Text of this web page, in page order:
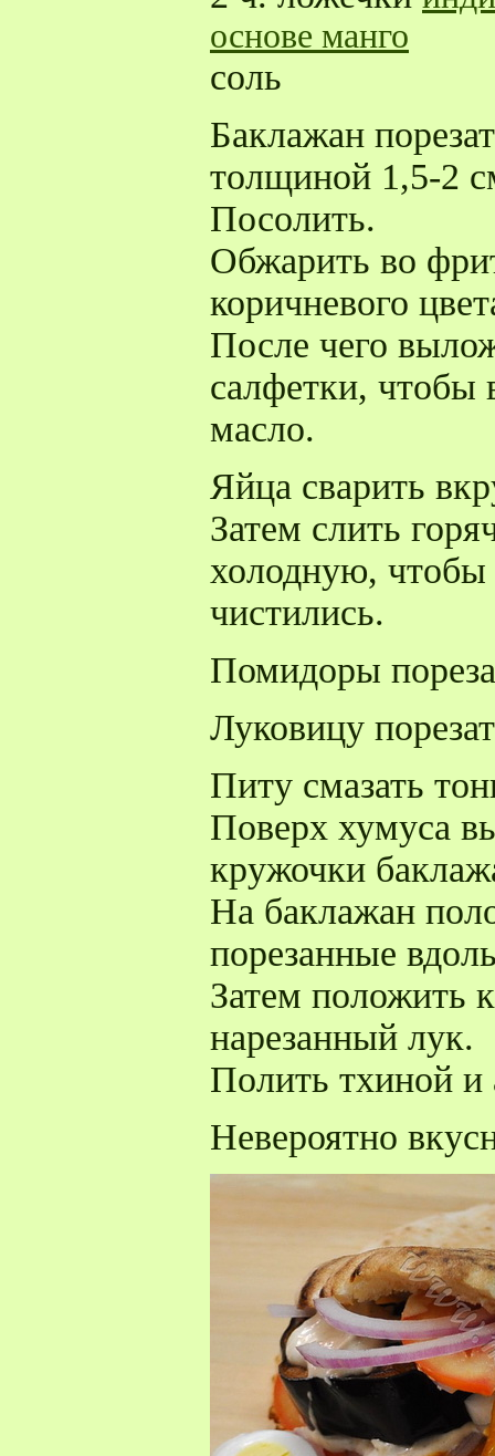
основе манго
соль
Баклажан
толщиной 1,5-2
Посолить.
Обжарить во
коричневого
После чего
салфетки, чтобы
масло.
Яйца сварить
Затем слить
холодную, чтобы
чистились.
Помидоры
Луковицу
Питу смазать
Поверх хумуса
кружочки
На баклажан
порезанные
Затем положить
нарезанный лук.
Полить тхиной и
Невероятно